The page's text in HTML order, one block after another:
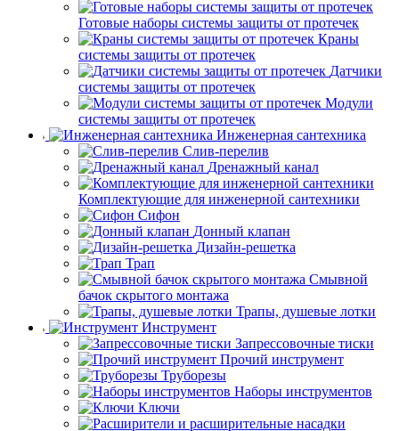
Готовые наборы системы защиты от протечек
Краны
системы защиты от протечек
Датчики
системы защиты от протечек
Модули
системы защиты от протечек
Инженерная сантехника
Слив-перелив
Дренажный канал
Комплектующие для инженерной сантехники
Сифон
Донный клапан
Дизайн-решетка
Трап
Смывной
бачок скрытого монтажа
Трапы, душевые лотки
Инструмент
Запрессовочные тиски
Прочий инструмент
Труборезы
Наборы инструментов
Ключи